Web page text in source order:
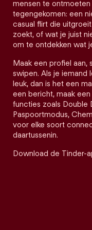
mensen te
tegengekomen: een
casual flirt die
zoekt, of wat je juist
om te ontdekken wat
Maak een profiel aan,
swipen. Als je iemand
leuk, dan is het een
een bericht, maak
functies zoals Double
Paspoortmodus,
voor elke soort
daartussenin.
Download de Tinder-